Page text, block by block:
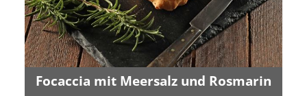
Focaccia mit Meersalz und Rosmarin